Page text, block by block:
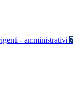
- amministrativi 7